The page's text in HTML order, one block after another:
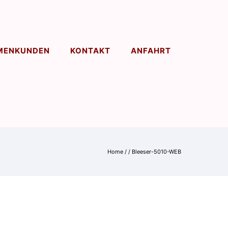
KONTAKT ANFAHRT
Home / / Bleeser-5010-WEB